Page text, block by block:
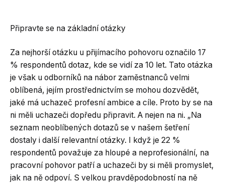
Připravte se na základní otázky
Za nejhorší otázku u přijímacího pohovoru označilo 17
% respondentů dotaz, kde se vidí za 10 let. Tato otázka
je však u odborníků na nábor zaměstnanců velmi
oblíbená, jejím prostřednictvím se mohou dozvědět,
jaké má uchazeč profesní ambice a cíle. Proto by se na
ni měli uchazeči dopředu připravit. A nejen na ni. „Na
seznam neoblíbených dotazů se v našem šetření
dostaly i další relevantní otázky. I když je 22 %
respondentů považuje za hloupé a neprofesionální, na
pracovní pohovor patří a uchazeči by si měli promyslet,
jak na ně odpoví. S velkou pravděpodobností na ně